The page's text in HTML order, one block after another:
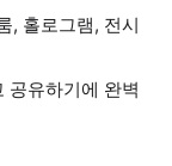
, 홀로그램, 전시
공유하기에 완벽